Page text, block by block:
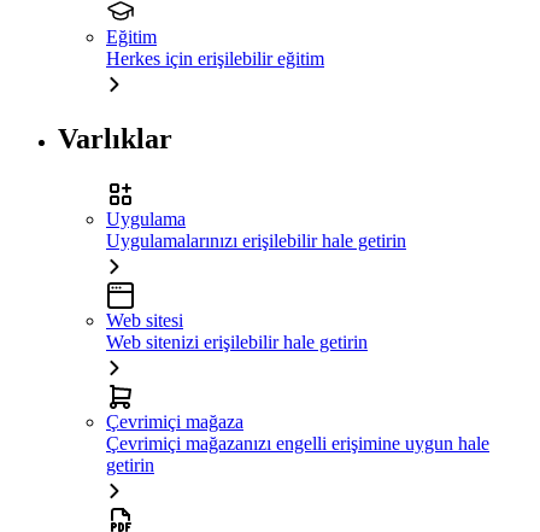
Eğitim
Herkes için erişilebilir eğitim
Varlıklar
Uygulama
Uygulamalarınızı erişilebilir hale getirin
Web sitesi
Web sitenizi erişilebilir hale getirin
Çevrimiçi mağaza
Çevrimiçi mağazanızı engelli erişimine uygun hale
getirin